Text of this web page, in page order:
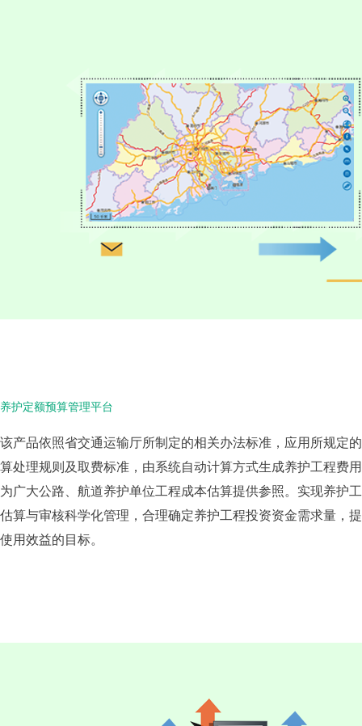
养护定额预算管理平台
该产品依照省交通运输厅所制定的相关办法标准，应用所规定
算处理规则及取费标准，由系统自动计算方式生成养护工程费
为广大公路、航道养护单位工程成本估算提供参照。实现养护
估算与审核科学化管理，合理确定养护工程投资资金需求量，
使用效益的目标。